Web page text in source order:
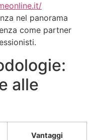
nel panorama
come partner
alle
Vantaggi